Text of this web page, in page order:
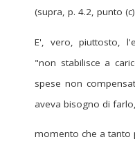
(supra, p. 4.2, punto
E', vero, piuttosto,
"non stabilisce a
spese non
aveva bisogno di
momento che a tanto